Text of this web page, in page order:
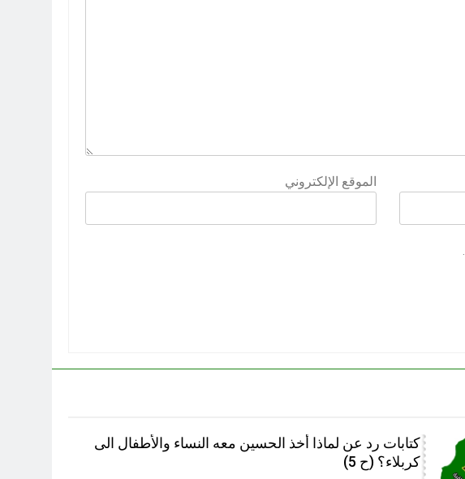
الموقع الإلكتروني
كتابات رد عن لماذا أخذ الحسين معه النساء والأطفال الى
كربلاء؟ (ح 5)